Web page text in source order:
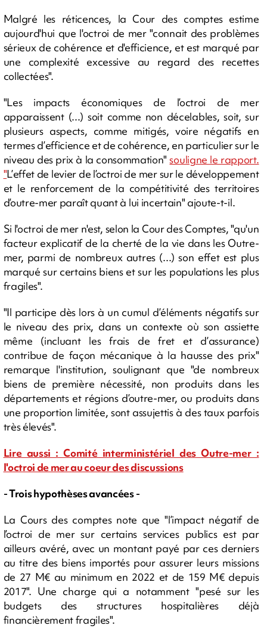
Malgré les réticences, la Cour des comptes estime
aujourd'hui que l'octroi de mer "connait des problèmes
sérieux de cohérence et d'efficience, et est marqué par
une complexité excessive au regard des recettes
collectées".
"Les impacts économiques de l’octroi de mer
apparaissent (...) soit comme non décelables, soit, sur
plusieurs aspects, comme mitigés, voire négatifs en
termes d’efficience et de cohérence, en particulier sur le
niveau des prix à la consommation"souligne le rapport.
"L’effet de levier de l’octroi de mer sur le développement
et le renforcement de la compétitivité des territoires
d’outre-mer paraît quant à lui incertain" ajoute-t-il.
Si l'octroi de mer n'est, selon la Cour des Comptes, "qu'un
facteur explicatif de la cherté de la vie dans les Outre-
mer, parmi de nombreux autres (...) son effet est plus
marqué sur certains biens et sur les populations les plus
fragiles".
"Il participe dès lors à un cumul d’éléments négatifs sur
le niveau des prix, dans un contexte où son assiette
même (incluant les frais de fret et d’assurance)
contribue de façon mécanique à la hausse des prix"
remarque l'institution, soulignant que "de nombreux
biens de première nécessité, non produits dans les
départements et régions d’outre-mer, ou produits dans
une proportion limitée, sont assujettis à des taux parfois
très élevés".
Lire aussi : Comité interministériel des Outre-mer :
l'octroi de mer au coeur des discussions
- Trois hypothèses avancées -
La Cours des comptes note que "l’impact négatif de
l’octroi de mer sur certains services publics est par
ailleurs avéré, avec un montant payé par ces derniers
au titre des biens importés pour assurer leurs missions
de 27 M€ au minimum en 2022 et de 159 M€ depuis
2017". Une charge qui a notamment "pesé sur les
budgets des structures hospitalières déjà
financièrement fragiles".